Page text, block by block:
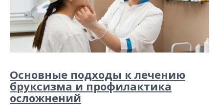
Основные подходы к лечению
бруксизма и профилактика
осложнений